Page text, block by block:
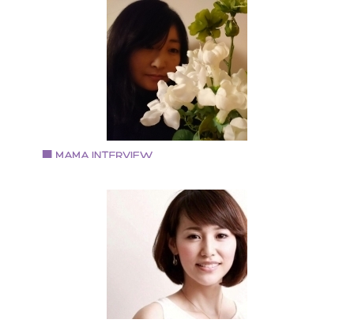
『YOGA7』代表『Vegan style Nana』経営
1973年生まれ。O型。蟹座。 ホテル勤務を経てヨガイ
ストラクターになる。 ヴィ―ガンの飲食店経営経験が
り、現在はヨガインストラクターをしながら自宅工房
グルテンフリーのスイーツやパン、マヨネーズなどの
造・販売をしている。
フローリスト(atelierstagioneflower主宰)
大阪府出身 中学生と小学生の母 【ブログ】
asflower---tomo 【Instagram】 tomo5177